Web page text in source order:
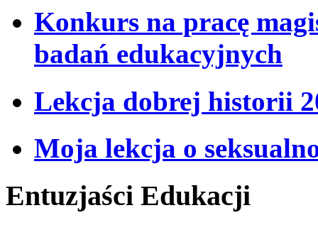
Konkurs na pracę
badań edukacyjnych
Lekcja dobrej historii
Moja lekcja o
Entuzjaści Edukacji